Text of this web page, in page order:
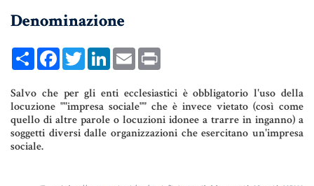
UNIONI CIVILI & CONVIVENZE
EREDITÀ & TESTAMENTO
TESTAMENTO DI VITA
Donazioni, Trust, Tutela del
Patrimonio
Denominazione
ShareFacebookTwitterLinkedInEmail
Salvo che per gli enti ecclesiastici è obbligatorio l'uso della
locuzione ""impresa sociale"" che è invece vietato (così come
quello di altre parole o locuzioni idonee a trarre in inganno) a
soggetti diversi dalle organizzazioni che esercitano un'impresa
sociale.